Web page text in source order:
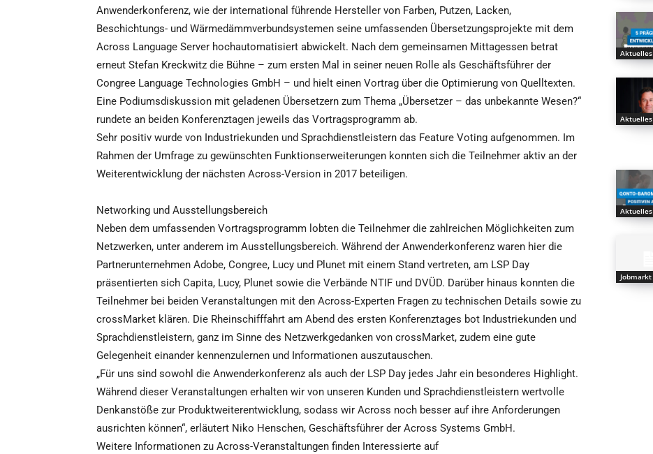
Anwenderkonferenz, wie der international führende Hersteller von Farben, Putzen, Lacken,
Beschichtungs- und Wärmedämmverbundsystemen seine umfassenden Übersetzungsprojekte mit dem
Across Language Server hochautomatisiert abwickelt. Nach dem gemeinsamen Mittagessen betrat
erneut Stefan Kreckwitz die Bühne – zum ersten Mal in seiner neuen Rolle als Geschäftsführer der
Congree Language Technologies GmbH – und hielt einen Vortrag über die Optimierung von Quelltexten.
Eine Podiumsdiskussion mit geladenen Übersetzern zum Thema „Übersetzer – das unbekannte Wesen?“
rundete an beiden Konferenztagen jeweils das Vortragsprogramm ab.
Sehr positiv wurde von Industriekunden und Sprachdienstleistern das Feature Voting aufgenommen. Im
Rahmen der Umfrage zu gewünschten Funktionserweiterungen konnten sich die Teilnehmer aktiv an der
Weiterentwicklung der nächsten Across-Version in 2017 beteiligen.
Networking und Ausstellungsbereich
Neben dem umfassenden Vortragsprogramm lobten die Teilnehmer die zahlreichen Möglichkeiten zum
Netzwerken, unter anderem im Ausstellungsbereich. Während der Anwenderkonferenz waren hier die
Partnerunternehmen Adobe, Congree, Lucy und Plunet mit einem Stand vertreten, am LSP Day
präsentierten sich Capita, Lucy, Plunet sowie die Verbände NTIF und DVÜD. Darüber hinaus konnten die
Teilnehmer bei beiden Veranstaltungen mit den Across-Experten Fragen zu technischen Details sowie zu
crossMarket klären. Die Rheinschifffahrt am Abend des ersten Konferenztages bot Industriekunden und
Sprachdienstleistern, ganz im Sinne des Netzwerkgedanken von crossMarket, zudem eine gute
Gelegenheit einander kennenzulernen und Informationen auszutauschen.
„Für uns sind sowohl die Anwenderkonferenz als auch der LSP Day jedes Jahr ein besonderes Highlight.
Während dieser Veranstaltungen erhalten wir von unseren Kunden und Sprachdienstleistern wertvolle
Denkanstöße zur Produktweiterentwicklung, sodass wir Across noch besser auf ihre Anforderungen
ausrichten können“, erläutert Niko Henschen, Geschäftsführer der Across Systems GmbH.
Weitere Informationen zu Across-Veranstaltungen finden Interessierte auf
Aktuelles
Aktuelles
Aktuelles
Jobmarkt